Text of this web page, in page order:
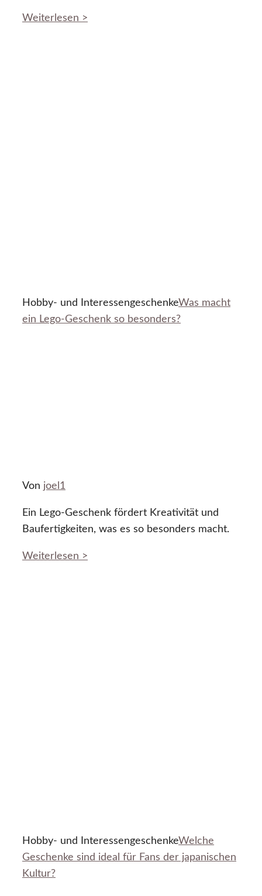
Weiterlesen >
Hobby- und InteressengeschenkeWas macht
ein Lego-Geschenk so besonders?
Von joel1
Ein Lego-Geschenk fördert Kreativität und
Baufertigkeiten, was es so besonders macht.
Weiterlesen >
Hobby- und InteressengeschenkeWelche
Geschenke sind ideal für Fans der japanischen
Kultur?